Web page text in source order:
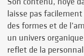
laisse pas
des formes et de
un univers
reflet de la